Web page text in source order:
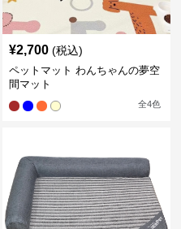
¥2,700 (税込)
ペットマット わんちゃんの夢空
間マット
全4色